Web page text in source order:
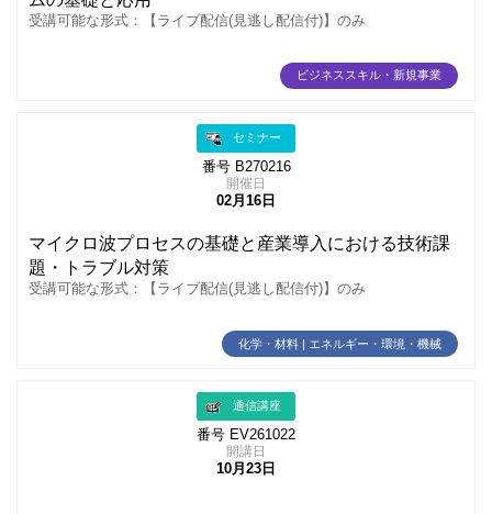
受講可能な形式：【ライブ配信(見逃し配信付)】のみ
ビジネススキル・新規事業
セミナー
番号 B270216
開催日
02月16日
マイクロ波プロセスの基礎と産業導入における技術課
題・トラブル対策
受講可能な形式：【ライブ配信(見逃し配信付)】のみ
化学・材料 | エネルギー・環境・機械
通信講座
番号 EV261022
開講日
10月23日